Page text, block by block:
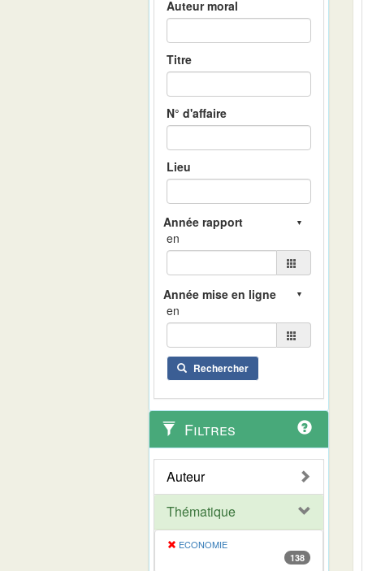
Auteur moral
Titre
N° d'affaire
Lieu
en
en
Rechercher
Filtres
Auteur
Thématique
ECONOMIE
138